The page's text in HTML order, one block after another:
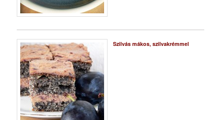
Szilvás mákos, szilvakrémmel